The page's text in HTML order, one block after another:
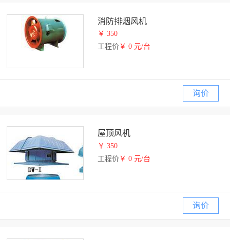
消防排烟风机
￥ 350
工程价 ￥ 0 元/台
询价
屋顶风机
￥ 350
工程价 ￥ 0 元/台
询价